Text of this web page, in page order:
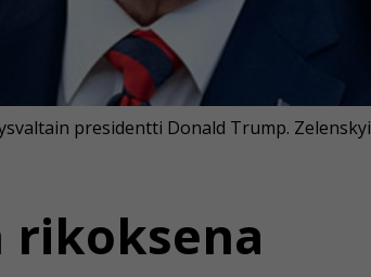
presidentti Donald Trump. Zelenskyi